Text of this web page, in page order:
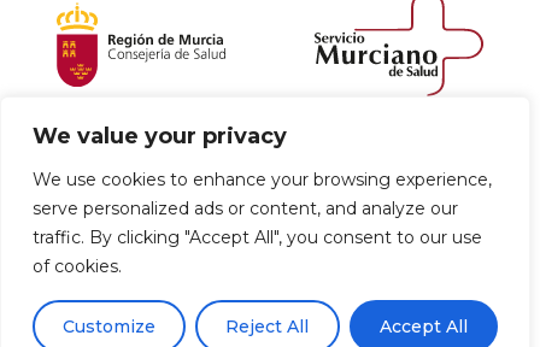
We value your privacy
We use cookies to enhance your browsing experience,
serve personalized ads or content, and analyze our
traffic. By clicking "Accept All", you consent to our use
of cookies.
Customize Reject All Accept All
Política de envío y devoluciones
Política de privacidad Uso de cookies
Declaración de Accesibilidad